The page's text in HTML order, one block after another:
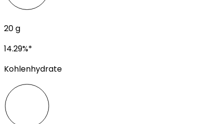
20g
14.29%*
Kohlenhydrate